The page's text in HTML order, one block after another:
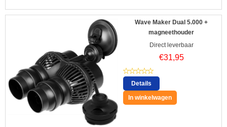
Wave Maker Dual 5.000 +
magneethouder
Direct leverbaar
€31,95
Details
In winkelwagen